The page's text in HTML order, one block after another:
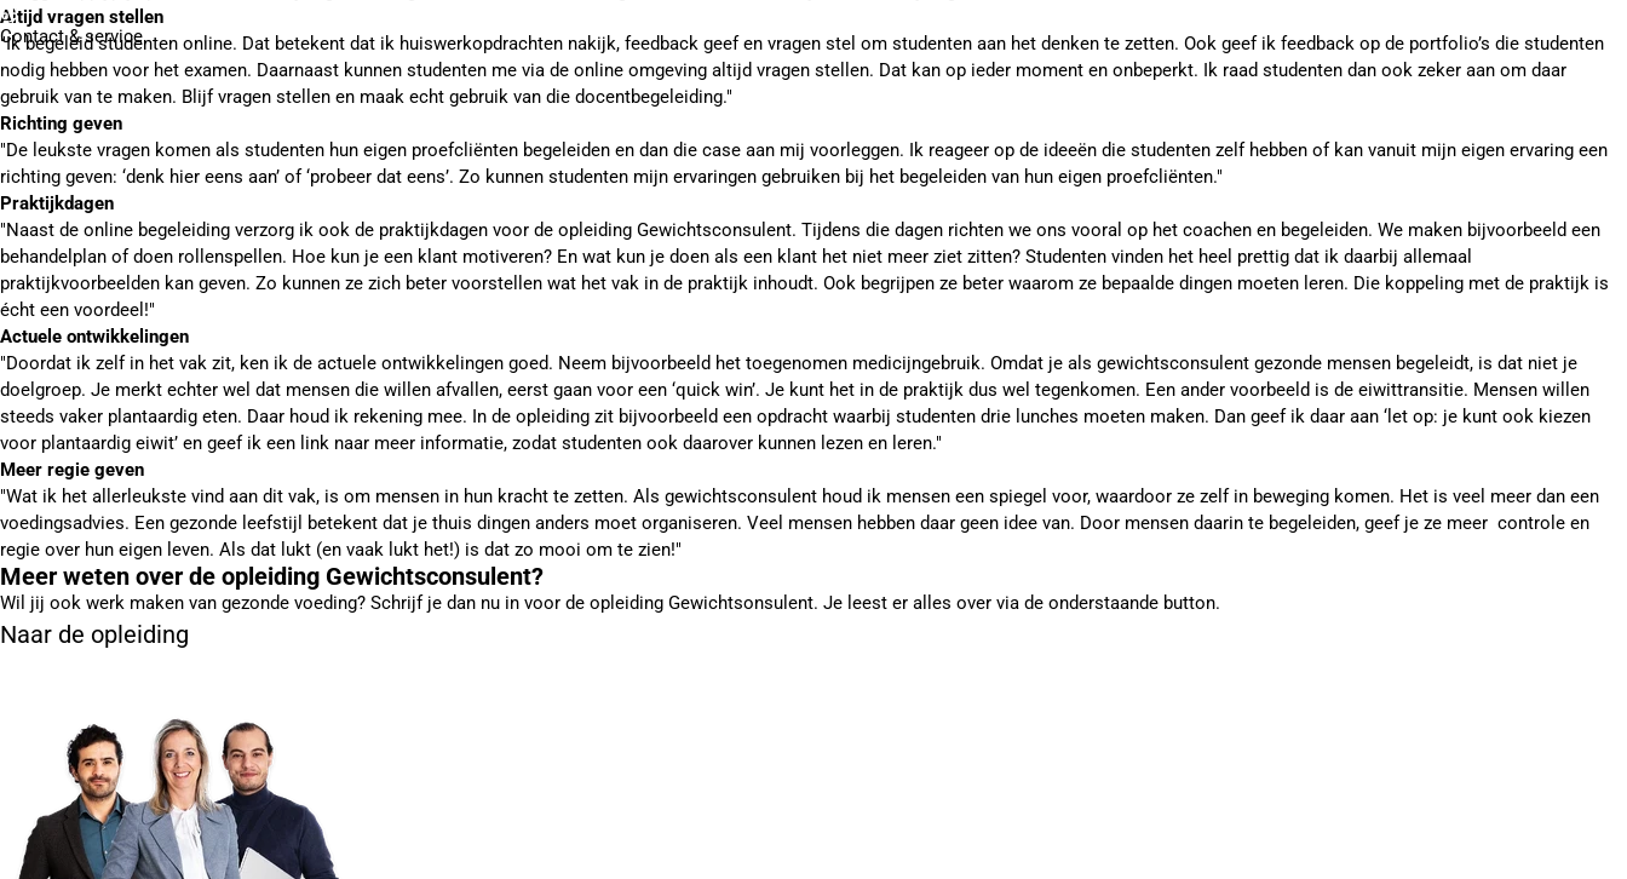
Contact& service
Altijd vragen stellen
"Ik begeleid studenten online. Dat betekent dat ik huiswerkopdrachten nakijk, feedback geef en vragen stel om studenten aan het denken te zetten. Ook geef ik feedback op de portfolio’s die studenten
nodig hebben voor het examen. Daarnaast kunnen studenten me via de online omgeving altijd vragen stellen. Dat kan op ieder moment en onbeperkt. Ik raad studenten dan ook zeker aan om daar
gebruik van te maken. Blijf vragen stellen en maak echt gebruik van die docentbegeleiding."
Richting geven
"De leukste vragen komen als studenten hun eigen proefcliënten begeleiden en dan die case aan mij voorleggen. Ik reageer op de ideeën die studenten zelf hebben of kan vanuit mijn eigen ervaring een
richting geven: ‘denk hier eens aan’ of ‘probeer dat eens’. Zo kunnen studenten mijn ervaringen gebruiken bij het begeleiden van hun eigen proefcliënten."
Praktijkdagen
"Naast de online begeleiding verzorg ik ook de praktijkdagen voor de opleiding Gewichtsconsulent. Tijdens die dagen richten we ons vooral op het coachen en begeleiden. We maken bijvoorbeeld een
behandelplan of doen rollenspellen. Hoe kun je een klant motiveren? En wat kun je doen als een klant het niet meer ziet zitten? Studenten vinden het heel prettig dat ik daarbij allemaal
praktijkvoorbeelden kan geven. Zo kunnen ze zich beter voorstellen wat het vak in de praktijk inhoudt. Ook begrijpen ze beter waarom ze bepaalde dingen moeten leren. Die koppeling met de praktijk is
écht een voordeel!"
Actuele ontwikkelingen
"Doordat ik zelf in het vak zit, ken ik de actuele ontwikkelingen goed. Neem bijvoorbeeld het toegenomen medicijngebruik. Omdat je als gewichtsconsulent gezonde mensen begeleidt, is dat niet je
doelgroep. Je merkt echter wel dat mensen die willen afvallen, eerst gaan voor een ‘quick win’. Je kunt het in de praktijk dus wel tegenkomen. Een ander voorbeeld is de eiwittransitie. Mensen willen
steeds vaker plantaardig eten. Daar houd ik rekening mee. In de opleiding zit bijvoorbeeld een opdracht waarbij studenten drie lunches moeten maken. Dan geef ik daar aan ‘let op: je kunt ook kiezen
voor plantaardig eiwit’ en geef ik een link naar meer informatie, zodat studenten ook daarover kunnen lezen en leren."
Meer regie geven
"Wat ik het allerleukste vind aan dit vak, is om mensen in hun kracht te zetten. Als gewichtsconsulent houd ik mensen een spiegel voor, waardoor ze zelf in beweging komen. Het is veel meer dan een
voedingsadvies. Een gezonde leefstijl betekent dat je thuis dingen anders moet organiseren. Veel mensen hebben daar geen idee van. Door mensen daarin te begeleiden, geef je ze meer controle en
regie over hun eigen leven. Als dat lukt (en vaak lukt het!) is dat zo mooi om te zien!"
Meer weten over de opleiding Gewichtsconsulent?
Wil jij ook werk maken van gezonde voeding? Schrijf je dan nu in voor de opleiding Gewichtsonsulent. Je leest er alles over via de onderstaande button.
Naar de opleiding